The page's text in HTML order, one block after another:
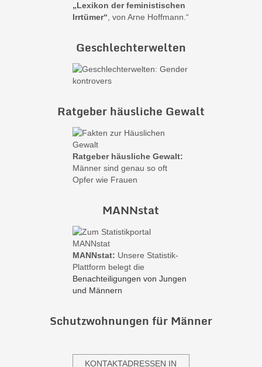
„Lexikon der feministischen
Irrtümer“, von Arne Hoffmann.“
Geschlechterwelten
Ratgeber häusliche Gewalt
Ratgeber häusliche Gewalt:
Männer sind genau so oft
Opfer wie Frauen
MANNstat
MANNstat: Unsere Statistik-
Plattform belegt die
Benachteiligungen von Jungen
und Männern
Schutzwohnungen für Männer
KONTAKTADRESSEN IN